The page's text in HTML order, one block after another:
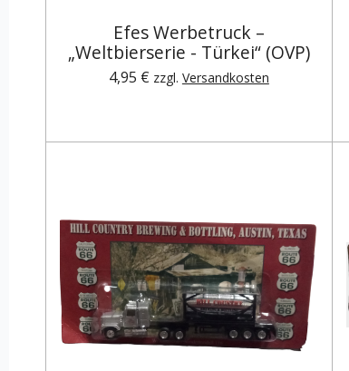
Efes Werbetruck –
„Weltbierserie - Türkei“ (OVP)
4,95 € zzgl. Versandkosten